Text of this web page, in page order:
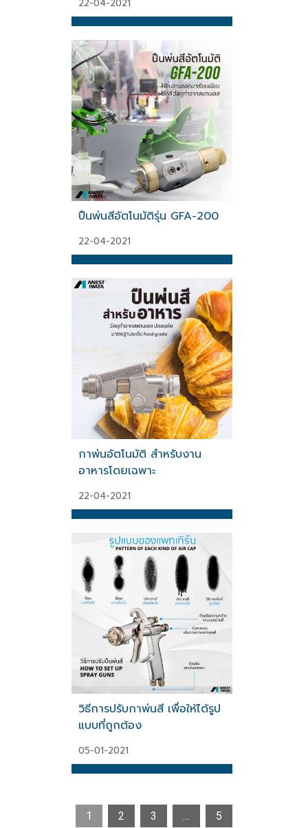
22-04-2021
ปืนพ่นสีอัตโนมัติรุ่น GFA-200
22-04-2021
กาพ่นอัตโนมัติ สำหรับงาน
อาหารโดยเฉพาะ
22-04-2021
วิธีการปรับกาพ่นสี เพื่อให้ได้รูป
แบบที่ถูกต้อง
05-01-2021
1 2 3 5